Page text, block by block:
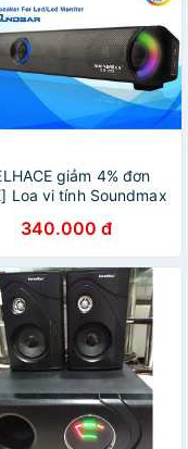
giảm 4% đơn
Loa vi tính Soundmax
2.0 Cho TV, PC,
ĐT... cực đỉnh
340.000 đ